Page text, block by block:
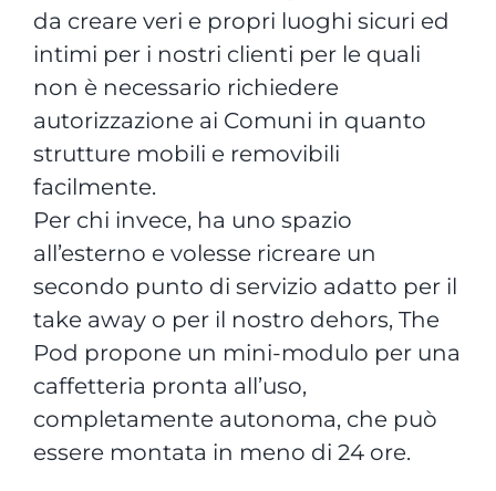
da creare veri e propri luoghi sicuri ed
intimi per i nostri clienti per le quali
non è necessario richiedere
autorizzazione ai Comuni in quanto
strutture mobili e removibili
facilmente.
Per chi invece, ha uno spazio
all’esterno e volesse ricreare un
secondo punto di servizio adatto per il
take away o per il nostro dehors, The
Pod propone un mini-modulo per una
caffetteria pronta all’uso,
completamente autonoma, che può
essere montata in meno di 24 ore.